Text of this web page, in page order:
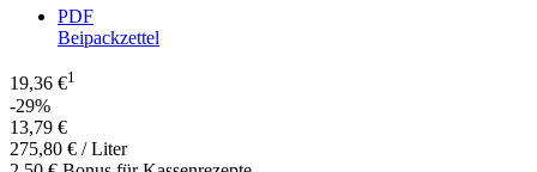
PDF
Beipackzettel
19,36 €1
-29%
13,79 €
275,80 € / Liter